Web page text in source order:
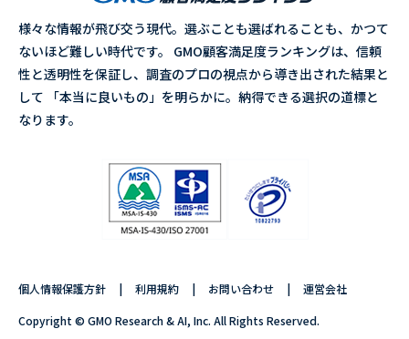
様々な情報が飛び交う現代。選ぶことも選ばれることも、かつて
ないほど難しい時代です。 GMO顧客満足度ランキングは、信頼
性と透明性を保証し、調査のプロの視点から導き出された結果と
して 「本当に良いもの」を明らかに。納得できる選択の道標と
なります。
個人情報保護方針 利用規約 お問い合わせ 運営会社
Copyright © GMO Research & AI, Inc. All Rights Reserved.